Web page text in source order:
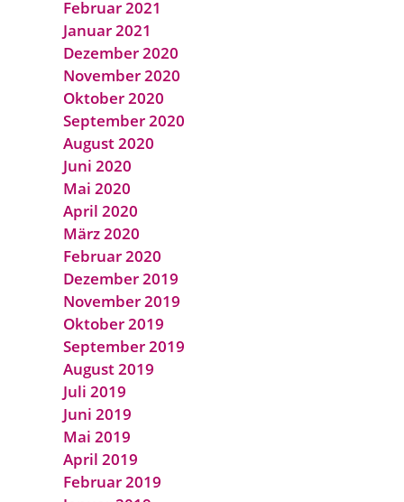
Februar 2021
Januar 2021
Dezember 2020
November 2020
Oktober 2020
September 2020
August 2020
Juni 2020
Mai 2020
April 2020
März 2020
Februar 2020
Dezember 2019
November 2019
Oktober 2019
September 2019
August 2019
Juli 2019
Juni 2019
Mai 2019
April 2019
Februar 2019